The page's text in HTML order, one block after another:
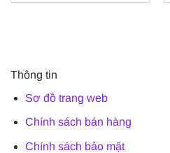
Thông tin
Sơ đồ trang web
Chính sách bán hàng
Chính sách bảo mật